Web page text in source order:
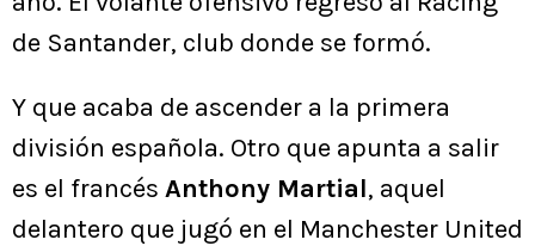
de Santander, club donde se formó.
Y que acaba de ascender a la primera
división española. Otro que apunta a salir
es el francés Anthony Martial, aquel
delantero que jugó en el Manchester United